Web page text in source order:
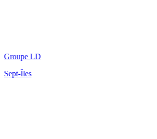
Groupe LD
Sept-Îles